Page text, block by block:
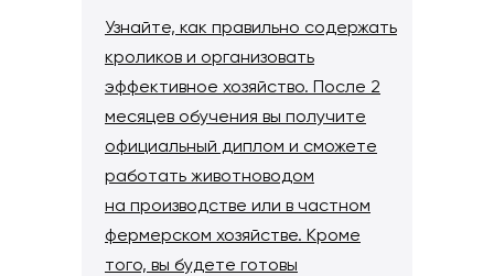
Узнайте, как правильно содержать
кроликов и организовать
эффективное хозяйство. После 2
месяцев обучения вы получите
официальный диплом и сможете
работать животноводом
на производстве или в частном
фермерском хозяйстве. Кроме
того, вы будете готовы